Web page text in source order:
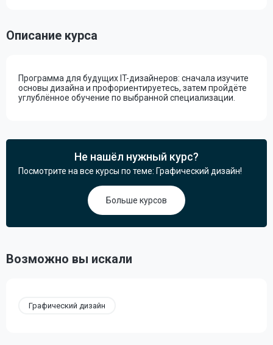
Описание курса
Программа для будущих IT-дизайнеров: сначала изучите
основы дизайна и профориентируетесь, затем пройдёте
углублённое обучение по выбранной специализации.
Не нашёл нужный курс?
Посмотрите на все курсы по теме: Графический дизайн!
Больше курсов
Возможно вы искали
Графический дизайн